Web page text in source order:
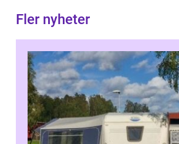
Fler nyheter